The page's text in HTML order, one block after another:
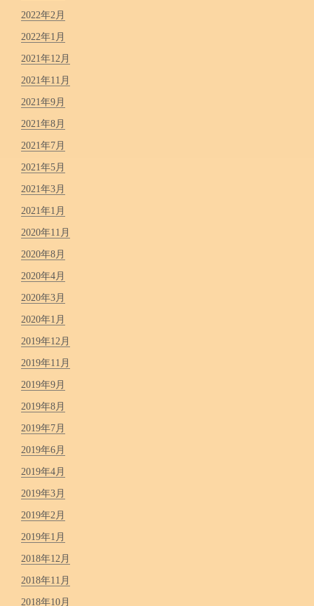
2022年2月
2022年1月
2021年12月
2021年11月
2021年9月
2021年8月
2021年7月
2021年5月
2021年3月
2021年1月
2020年11月
2020年8月
2020年4月
2020年3月
2020年1月
2019年12月
2019年11月
2019年9月
2019年8月
2019年7月
2019年6月
2019年4月
2019年3月
2019年2月
2019年1月
2018年12月
2018年11月
2018年10月